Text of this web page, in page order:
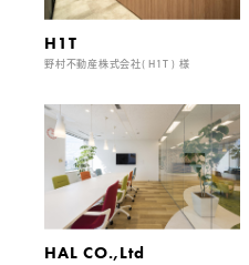
H1T
野村不動産株式会社( H1T ) 様
HAL CO.,Ltd